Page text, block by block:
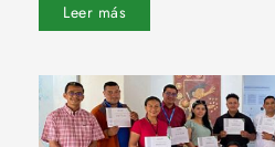
Leer más